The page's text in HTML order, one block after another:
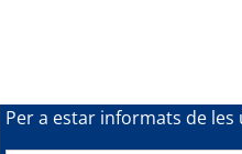
Per a estar informats de